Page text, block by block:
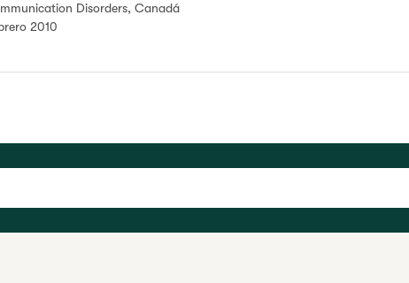
Disorders, Canadá
2010